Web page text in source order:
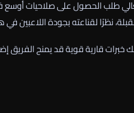
طلب الحصول على صلاحيات
نظرًا لقناعته بجودة اللاعبين
خبرات قارية قوية قد يمنح